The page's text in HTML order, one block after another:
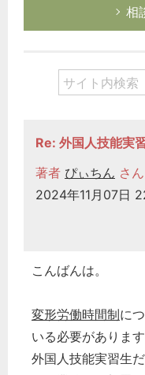
相
Re: 外国人技能実
著者 ぴぃちん さん
2024年11月07日
こんばんは。
変形労働時間制に
いる必要があります
外国人技能実習生